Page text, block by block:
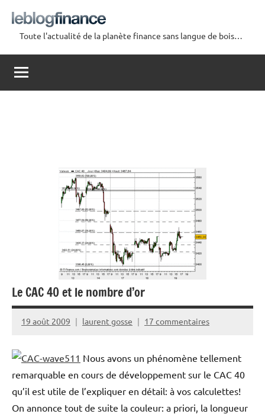
contenu
Le
Blog
Finance
Toute l'actualité de la planète finance sans langue de bois…
Le CAC 40 et le nombre d’or
19 août 2009 laurent gosse 17 commentaires
Nous avons un phénomène tellement
remarquable en cours de développement sur le CAC 40
qu’il est utile de l’expliquer en détail: à vos calculettes!
On annonce tout de suite la couleur: a priori, la longueur